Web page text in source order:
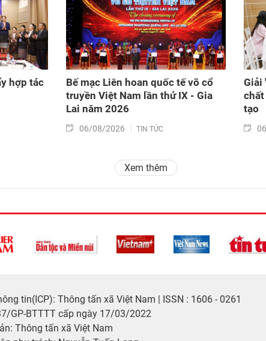
hợp tác
Bế mạc Liên hoan quốc tế võ cổ
truyền Việt Nam lần thứ IX - Gia
Lai năm 2026
06/08/2026 TIN TỨC
Giải
tạo
Xem thêm
tin(ICP): Thông tấn xã Việt Nam | ISSN : 1606 - 0261
GP-BTTTT cấp ngày 17/03/2022
Thông tấn xã Việt Nam